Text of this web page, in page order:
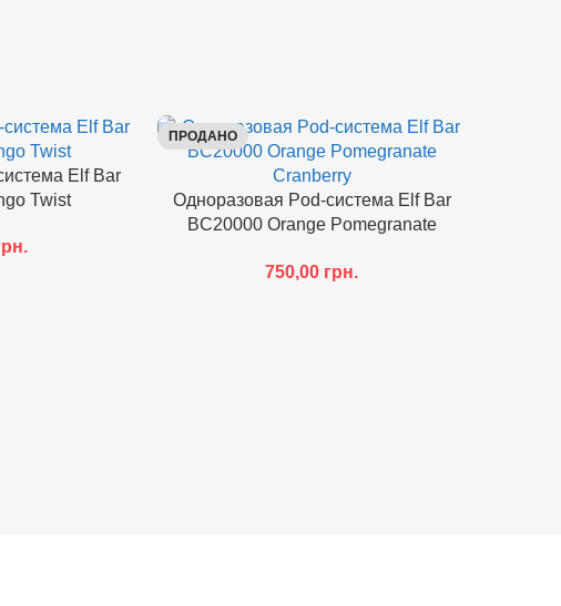
Elf Bar
Twist
ПРОДАНО
Одноразовая Pod-система Elf Bar
BC20000 Orange Pomegranate
750,00 грн.